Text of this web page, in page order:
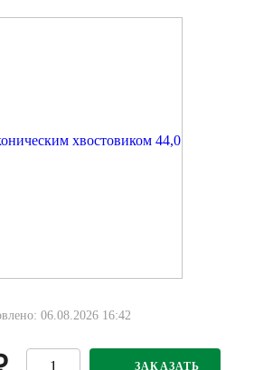
06.08.2026 16:42
ЗАКАЗАТЬ